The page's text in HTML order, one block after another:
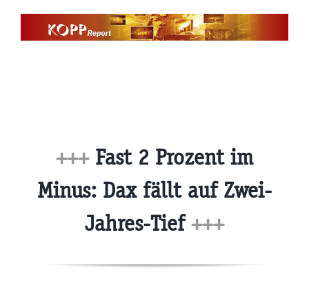
+++ Fast 2 Prozent im
Minus: Dax fällt auf Zwei-
Jahres-Tief+++